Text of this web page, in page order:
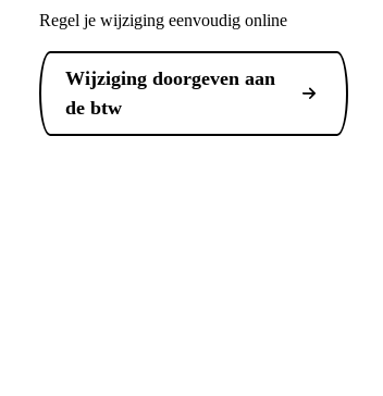
Regel je wijziging eenvoudig online
Wijziging doorgeven aan
de btw